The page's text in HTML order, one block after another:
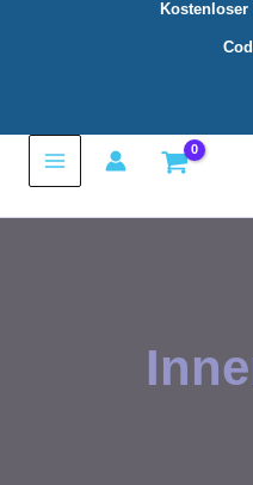
Kostenloser
Main